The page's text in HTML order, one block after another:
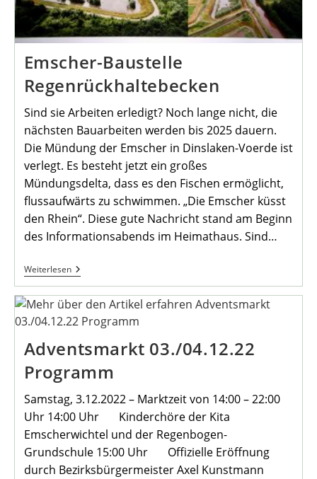
Emscher-Baustelle
Regenrückhaltebecken
Sind sie Arbeiten erledigt? Noch lange nicht, die
nächsten Bauarbeiten werden bis 2025 dauern.
Die Mündung der Emscher in Dinslaken-Voerde ist
verlegt. Es besteht jetzt ein großes
Mündungsdelta, dass es den Fischen ermöglicht,
flussaufwärts zu schwimmen. „Die Emscher küsst
den Rhein“. Diese gute Nachricht stand am Beginn
des Informationsabends im Heimathaus. Sind…
WeiterlesenEmscher-
Baustelle
Regenrückhaltebecken
Adventsmarkt 03./04.12.22
Programm
Samstag, 3.12.2022 – Marktzeit von 14:00 – 22:00
Uhr 14:00 Uhr Kinderchöre der Kita
Emscherwichtel und der Regenbogen-
Grundschule 15:00 Uhr Offizielle Eröffnung
durch Bezirksbürgermeister Axel Kunstmann